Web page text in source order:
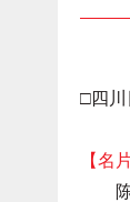
□四川
【名
陈若